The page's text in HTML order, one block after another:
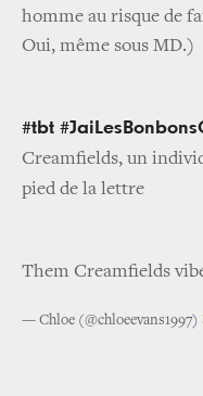
homme au risque de
Oui, même sous MD.)
#tbt
Creamfields, un
pied de la lettre
Them Creamfields
— Chloe (@chloeevans1997)